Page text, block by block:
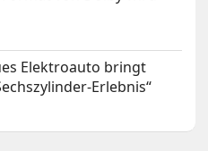
Elektroauto bringt
Erlebnis“